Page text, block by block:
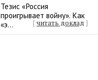
Тезис «Россия
проигрывает войну». Как
«э...
{ читать доклад }